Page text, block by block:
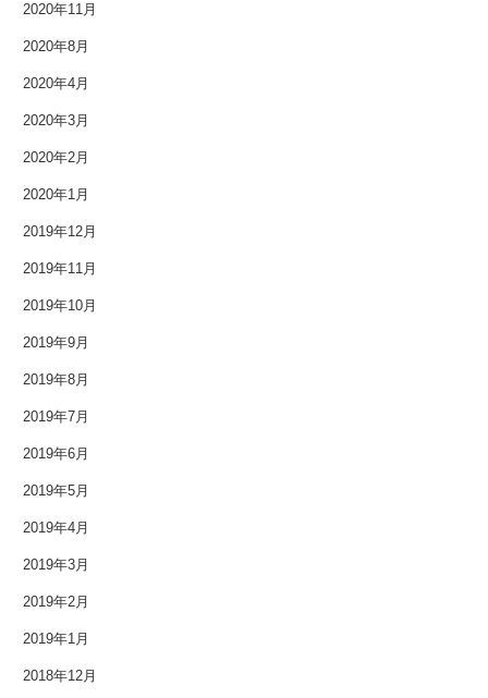
2020年11月
2020年8月
2020年4月
2020年3月
2020年2月
2020年1月
2019年12月
2019年11月
2019年10月
2019年9月
2019年8月
2019年7月
2019年6月
2019年5月
2019年4月
2019年3月
2019年2月
2019年1月
2018年12月